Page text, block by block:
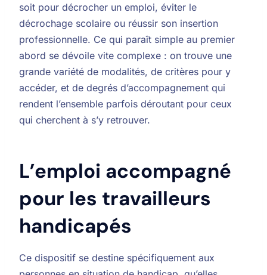
soit pour décrocher un emploi, éviter le
décrochage scolaire ou réussir son insertion
professionnelle. Ce qui paraît simple au premier
abord se dévoile vite complexe : on trouve une
grande variété de modalités, de critères pour y
accéder, et de degrés d’accompagnement qui
rendent l’ensemble parfois déroutant pour ceux
qui cherchent à s’y retrouver.
L’emploi accompagné
pour les travailleurs
handicapés
Ce dispositif se destine spécifiquement aux